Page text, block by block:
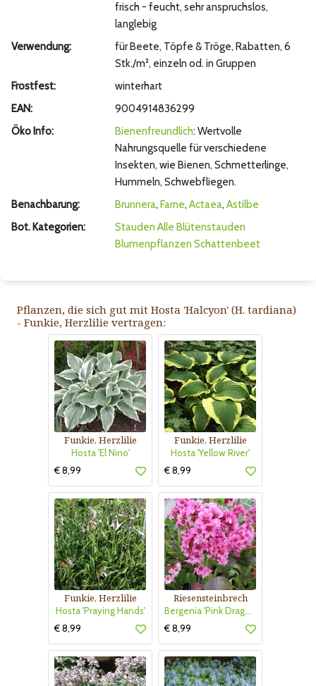
frisch - feucht, sehr anspruchslos,
langlebig
Verwendung:
für Beete, Töpfe & Tröge, Rabatten, 6
Stk./m², einzeln od. in Gruppen
Frostfest:
winterhart
EAN:
9004914836299
Öko Info:
Bienenfreundlich: Wertvolle
Nahrungsquelle für verschiedene
Insekten, wie Bienen, Schmetterlinge,
Hummeln, Schwebfliegen.
Benachbarung:
Brunnera, Farne, Actaea, Astilbe
Bot. Kategorien:
Stauden Alle Blütenstauden
Blumenpflanzen Schattenbeet
Pflanzen, die sich gut mit Hosta 'Halcyon' (H. tardiana)
- Funkie, Herzlilie vertragen:
Funkie, Herzlilie
Hosta 'El Nino'
€ 8,99
Funkie, Herzlilie
Hosta 'Yellow River'
€ 8,99
Funkie, Herzlilie
Hosta 'Praying Hands'
€ 8,99
Riesensteinbrech
Bergenia 'Pink Dragonfly'
€ 8,99